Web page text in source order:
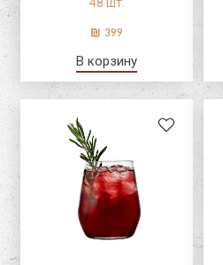
пурпурный
Апельсин
бирюзовый
Желтый
Выбрать
Emile Henry | EME
48 шт.
399
В корзину